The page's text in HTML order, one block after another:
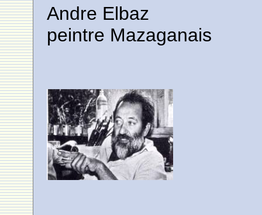
Andre Elbaz
peintre Mazaganais